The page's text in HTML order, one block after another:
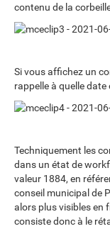
contenu de la
Si vous affichez un
rappelle à quelle date
Techniquement les
dans un état de
valeur 1884, en
conseil municipal de
alors plus visibles en
consiste donc à le